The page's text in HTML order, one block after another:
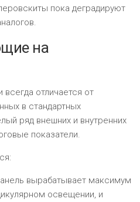
пока деградируют
на
отличается от
в стандартных
ряд внешних и внутренних
показатели.
вырабатывает максимум
освещении, и